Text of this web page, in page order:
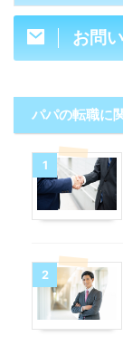
お問
パパの転職に
1
2